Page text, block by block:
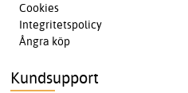
Cookies
Integritetspolicy
Ångra köp
Kundsupport